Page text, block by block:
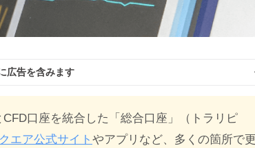
広告を含みます
口座を統合した「総合口座」（トラリピ
エア公式サイト やアプリなど、多くの箇所で更